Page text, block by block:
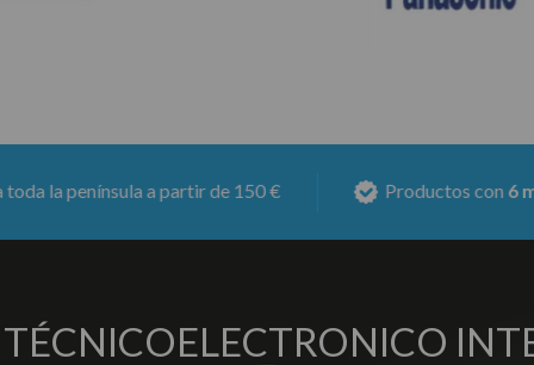
partir de 150 € Productos con 6 meses de garantía
ELECTRONICO